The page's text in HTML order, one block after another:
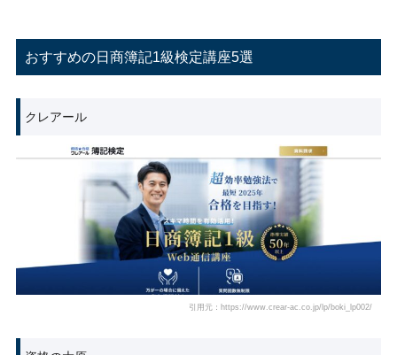
おすすめの日商簿記1級検定講座5選
クレアール
引用元：https://www.crear-ac.co.jp/lp/boki_lp002/